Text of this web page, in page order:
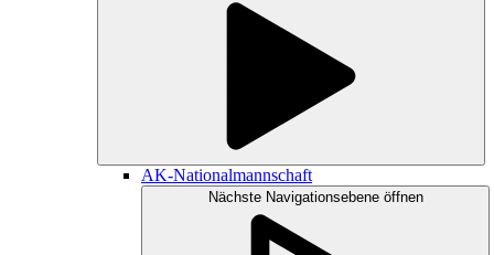
AK-Nationalmannschaft
Nächste Navigationsebene öffnen